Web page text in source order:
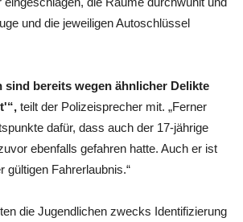
und die jeweiligen Autoschlüssel
sind bereits wegen ähnlicher Delikte
teilt der Polizeisprecher mit. „Ferner
dafür, dass auch der 17-jährige
ebenfalls gefahren hatte. Auch er ist
gültigen Fahrerlaubnis.“
die Jugendlichen zwecks Identifizierung